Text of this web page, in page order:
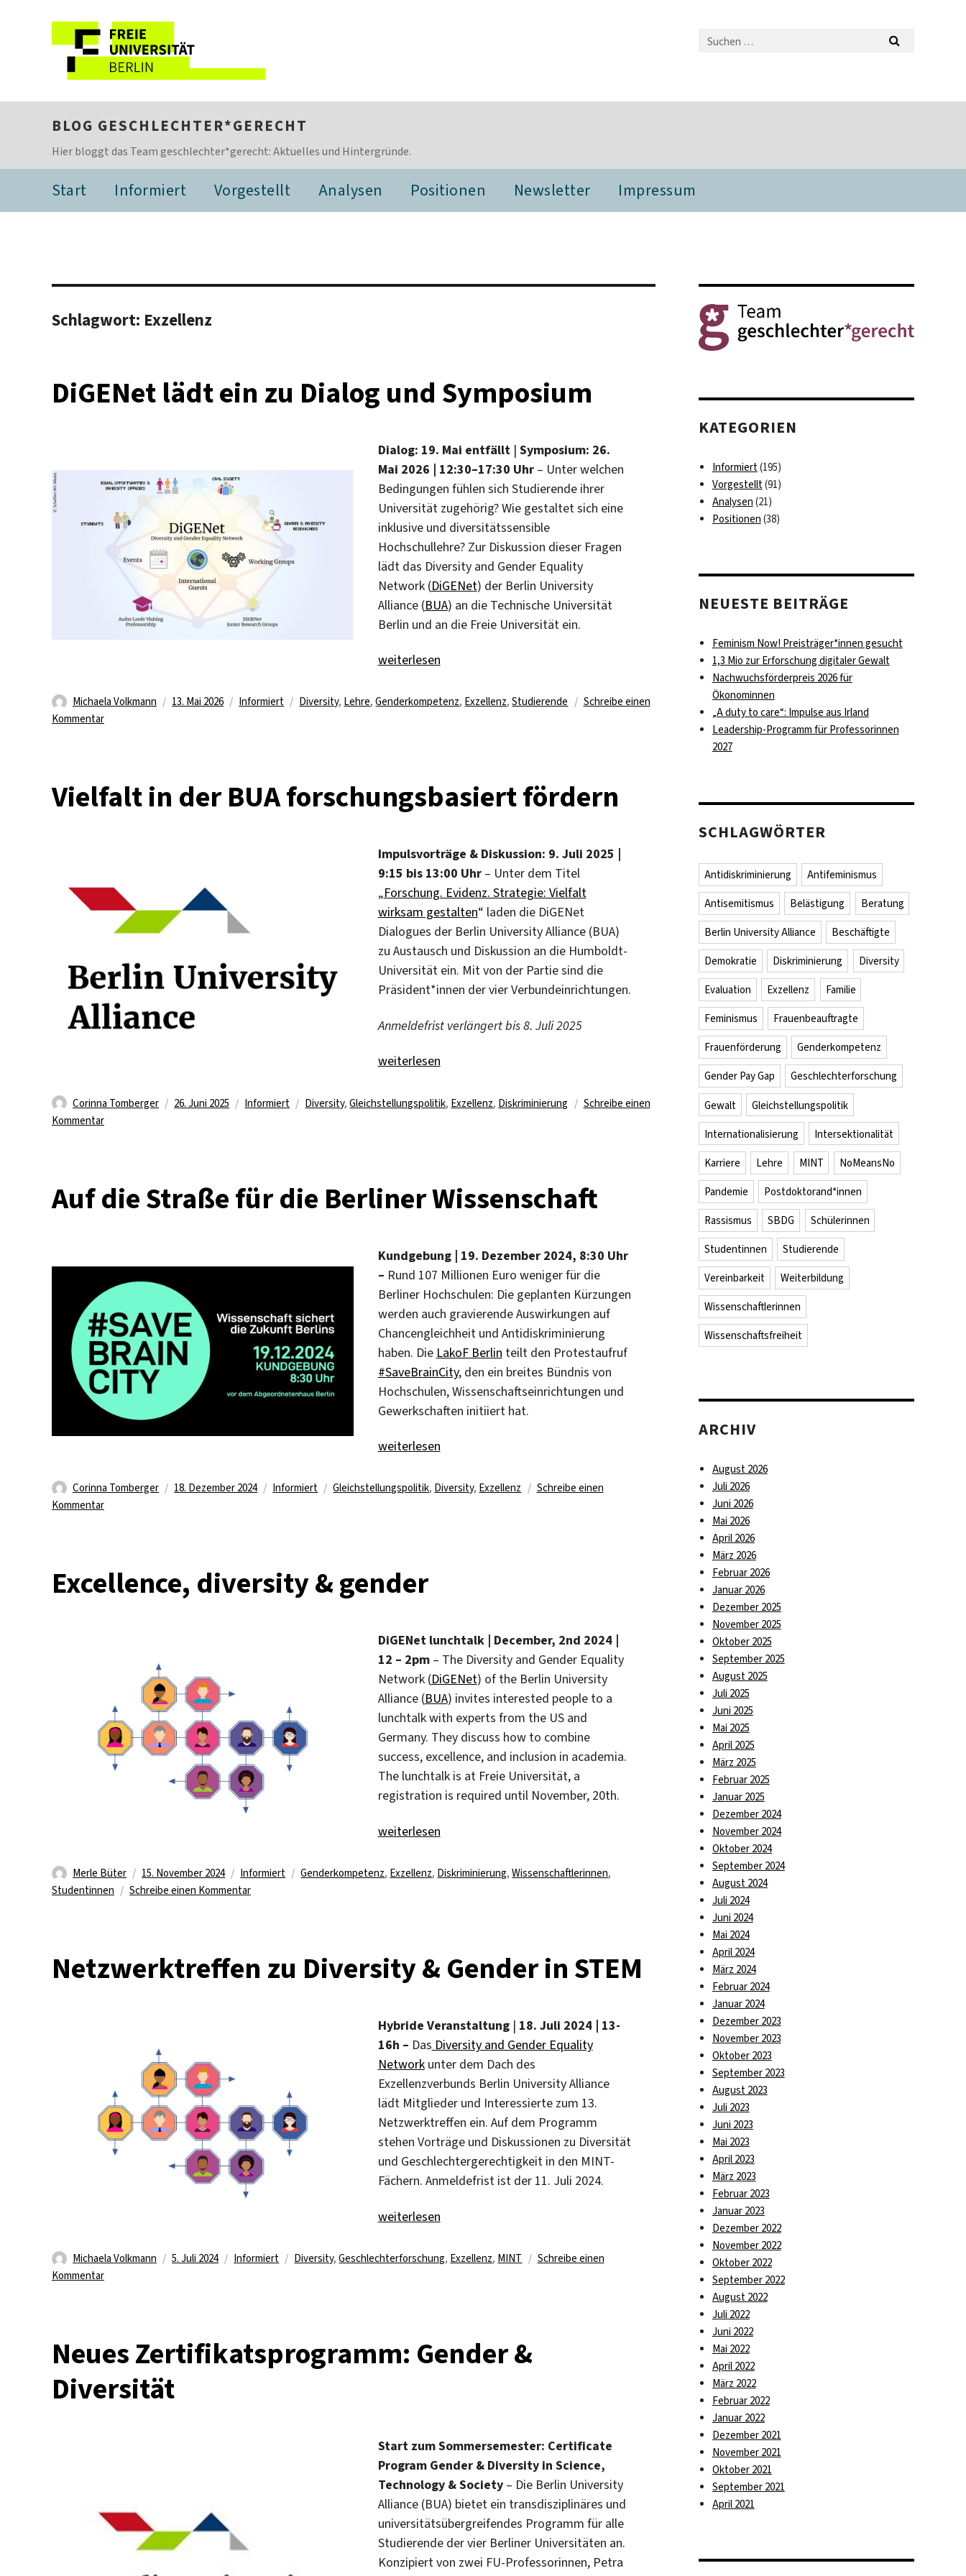
BLOG GESCHLECHTER*GERECHT
Hier bloggt das Team geschlechter*gerecht: Aktuelles und Hintergründe.
Start Informiert Vorgestellt Analysen Positionen Newsletter Impressum
Schlagwort: Exzellenz
DiGENet lädt ein zu Dialog und Symposium
Dialog: 19. Mai entfällt| Symposium: 26.
Mai 2026 | 12:30–17:30 Uhr– Unter welchen
Bedingungen fühlen sich Studierende ihrer
Universität zugehörig? Wie gestaltet sich eine
inklusive und diversitätssensible
Hochschullehre? Zur Diskussion dieser Fragen
lädt das Diversity and Gender Equality
Network (DiGENet) der Berlin University
Alliance (BUA) an die Technische Universität
Berlin und an die Freie Universität ein.
„DiGENet lädt ein zu Dialog und Symposium“
weiterlesen
Autor
Michaela Volkmann
Veröffentlicht
13. Mai 2026 Kategorien
Informiert Schlagwörter
Diversity, Lehre,Genderkompetenz, Exzellenz,Studierende
Schreibe einen
Kommentarzu
zu
Dialog
Vielfalt in der BUA forschungsbasiert fördern
Impulsvorträge & Diskussion: 9. Juli 2025 |
9:15 bis 13:00 Uhr– Unter dem Titel
„Forschung. Evidenz. Strategie: Vielfalt
wirksam gestalten“ laden die DiGENet
Dialogues der Berlin University Alliance (BUA)
zu Austausch und Diskussion an die Humboldt-
Universität ein. Mit von der Partie sind die
Präsident*innen der vier Verbundeinrichtungen.
Anmeldefrist verlängert bis 8. Juli 2025
„Vielfalt in der BUA forschungsbasiert fördern“
weiterlesen
Autor
Corinna Tomberger
Veröffentlicht
26. Juni 2025 Kategorien
Informiert Schlagwörter
Diversity,Gleichstellungspolitik, Exzellenz, Diskriminierung
Schreibe einen
Kommentarzu
BUA
forschungsbasiert
Auf die Straße für die Berliner Wissenschaft
Kundgebung | 19. Dezember 2024, 8:30 Uhr
– Rund 107 Millionen Euro weniger für die
Berliner Hochschulen: Die geplanten Kürzungen
werden auch gravierende Auswirkungen auf
Chancengleichheit und Antidiskriminierung
haben. Die LakoF Berlin teilt den Protestaufruf
#SaveBrainCity, den ein breites Bündnis von
Hochschulen, Wissenschaftseinrichtungen und
Gewerkschaften initiiert hat.
„Auf die Straße für die Berliner Wissenschaft“
weiterlesen
Autor
Corinna Tomberger
Veröffentlicht
18. Dezember 2024 Kategorien
Informiert Schlagwörter
Gleichstellungspolitik, Diversity, Exzellenz
Schreibe einen
Kommentarzu
für
die
Excellence, diversity & gender
DiGENet lunchtalk | December, 2nd 2024 |
12 – 2pm – The Diversity and Gender Equality
Network (DiGENet) of the Berlin University
Alliance (BUA) invites interested people to a
lunchtalk with experts from the US and
Germany. They discuss how to combine
success, excellence, and inclusion in academia.
The lunchtalk is at Freie Universität, a
registration is required until November, 20th.
„Excellence, diversity & gender“
weiterlesen
Autor
Merle Büter
Veröffentlicht
am
15. November 2024 Kategorien
Informiert Schlagwörter
Genderkompetenz, Exzellenz, Diskriminierung,Wissenschaftlerinnen,
Studentinnen
Schreibe einen Kommentarzu
Netzwerktreffen zu Diversity & Gender in STEM
Hybride Veranstaltung| 18. Juli 2024 | 13-
16h – Das Diversity and Gender Equality
Networkunter dem Dach des
Exzellenzverbunds Berlin University Alliance
lädt Mitglieder und Interessierte zum 13.
Netzwerktreffen ein. Auf dem Programm
stehen Vorträge und Diskussionen zu Diversität
und Geschlechtergerechtigkeit in den MINT-
Fächern. Anmeldefrist ist der 11. Juli 2024.
„Netzwerktreffen zu Diversity & Gender in STEM“
weiterlesen
Autor
Michaela Volkmann
Veröffentlicht
5. Juli 2024 Kategorien
Informiert Schlagwörter
Diversity,Geschlechterforschung, Exzellenz, MINT
Schreibe einen
Kommentarzu
Gender
STEM
Neues Zertifikatsprogramm: Gender &
Diversität
Start zum Sommersemester: Certificate
Program Gender & Diversity in Science,
Technology & Society– Die Berlin University
Alliance (BUA) bietet ein transdisziplinäres und
universitätsübergreifendes Programm für alle
Studierende der vier Berliner Universitäten an.
Konzipiert von zwei FU-Professorinnen, Petra
KATEGORIEN
Informiert(195)
Vorgestellt(91)
Analysen (21)
Positionen (38)
NEUESTE BEITRÄGE
Feminism Now! Preisträger*innen gesucht
1,3 Mio zur Erforschung digitaler Gewalt
Nachwuchsförderpreis 2026 für
Ökonominnen
„A duty to care“: Impulse aus Irland
Leadership-Programm für Professorinnen
2027
SCHLAGWÖRTER
Antidiskriminierung Antifeminismus
Antisemitismus Belästigung Beratung
Berlin University Alliance Beschäftigte
Demokratie Diskriminierung Diversity
Evaluation Exzellenz Familie
Feminismus Frauenbeauftragte
Frauenförderung Genderkompetenz
Gender Pay Gap Geschlechterforschung
Gewalt Gleichstellungspolitik
Internationalisierung Intersektionalität
Karriere Lehre MINT NoMeansNo
Pandemie Postdoktorand*innen
Rassismus SBDG Schülerinnen
Studentinnen Studierende
Vereinbarkeit Weiterbildung
Wissenschaftlerinnen
Wissenschaftsfreiheit
ARCHIV
August 2026
Juli 2026
Juni 2026
Mai 2026
April 2026
März 2026
Februar 2026
Januar 2026
Dezember 2025
November 2025
Oktober 2025
September 2025
August 2025
Juli 2025
Juni 2025
Mai 2025
April 2025
März 2025
Februar 2025
Januar 2025
Dezember 2024
November 2024
Oktober 2024
September 2024
August 2024
Juli 2024
Juni 2024
Mai 2024
April 2024
März 2024
Februar 2024
Januar 2024
Dezember 2023
November 2023
Oktober 2023
September 2023
August 2023
Juli 2023
Juni 2023
Mai 2023
April 2023
März 2023
Februar 2023
Januar 2023
Dezember 2022
November 2022
Oktober 2022
September 2022
August 2022
Juli 2022
Juni 2022
Mai 2022
April 2022
März 2022
Februar 2022
Januar 2022
Dezember 2021
November 2021
Oktober 2021
September 2021
April 2021